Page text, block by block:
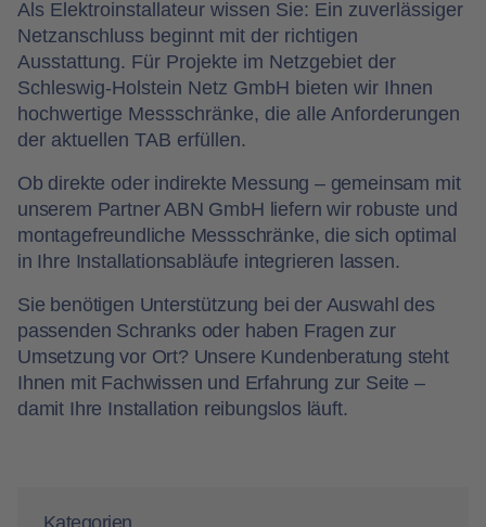
Als Elektroinstallateur wissen Sie: Ein zuverlässiger
Netzanschluss beginnt mit der richtigen
Ausstattung. Für Projekte im Netzgebiet der
Schleswig-Holstein Netz GmbH bieten wir Ihnen
hochwertige Messschränke, die alle Anforderungen
der aktuellen TAB erfüllen.
Ob direkte oder indirekte Messung – gemeinsam mit
unserem Partner ABN GmbH liefern wir robuste und
montagefreundliche Messschränke, die sich optimal
in Ihre Installationsabläufe integrieren lassen.
Sie benötigen Unterstützung bei der Auswahl des
passenden Schranks oder haben Fragen zur
Umsetzung vor Ort? Unsere Kundenberatung steht
Ihnen mit Fachwissen und Erfahrung zur Seite –
damit Ihre Installation reibungslos läuft.